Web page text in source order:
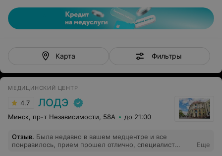
Карта Фильтры
МЕДИЦИНСКИЙ ЦЕНТР
4.7 ЛОДЭ
Минск, пр-т Независимости, 58А до 21:00
Отзыв. Была недавно в вашем медцентре и все
понравилось, прием прошел отлично, специалист
Еще